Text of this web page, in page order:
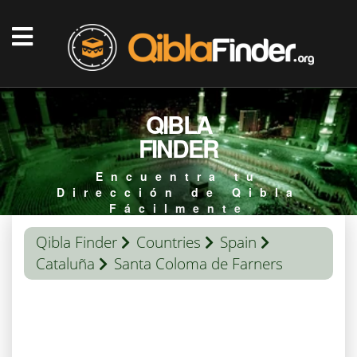
QIBLA
FINDER
Encuentra tu
Dirección de Qibla
Fácilmente
Qibla Finder Countries
Spain
Cataluña
Santa Coloma de Farners